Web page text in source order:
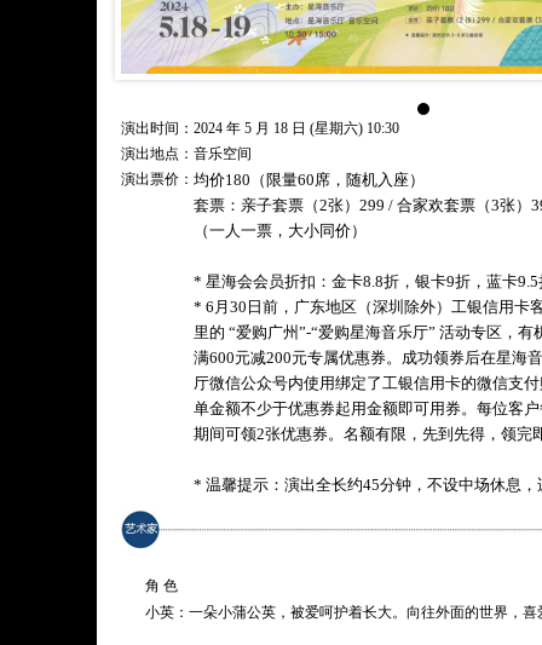
演出时间：2024 年 5 月 18 日 (星期六) 10:30
演出地点：音乐空间
演出票价： 均价180（限量60席，随机入座）
套票：亲子套票（2张）299 / 合家欢套票（3张）
（一人一票，大小同价）
* 星海会会员折扣：金卡8.8折，银卡9折，蓝卡
* 6月30日前，广东地区（深圳除外）工银信用卡
里的 “爱购广州”-“爱购星海音乐厅” 活动专区，
满600元减200元专属优惠券。成功领券后在星海
厅微信公众号内使用绑定了工银信用卡的微信支
单金额不少于优惠券起用金额即可用券。每位客
期间可领2张优惠券。名额有限，先到先得，领完
* 温馨提示：演出全长约45分钟，不设中场休息
角 色
小英：一朵小蒲公英，被爱呵护着长大。向往外面的世界，